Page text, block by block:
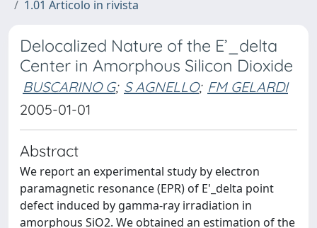
1.01 Articolo in rivista
Delocalized Nature of the E’_delta
Center in Amorphous Silicon Dioxide
BUSCARINO G; S AGNELLO; FM GELARDI
2005-01-01
Abstract
We report an experimental study by electron
paramagnetic resonance (EPR) of E'_delta point
defect induced by gamma-ray irradiation in
amorphous SiO2. We obtained an estimation of the